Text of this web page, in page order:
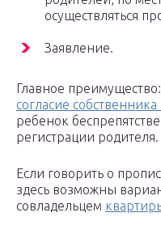
осуществляться
Заявление.
Главное
согласие
ребенок
регистрации родителя.
Если говорить о
здесь возможны
совладельцем